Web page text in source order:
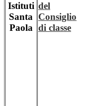
Istituti
Santa
Paola
del
Consiglio
di classe